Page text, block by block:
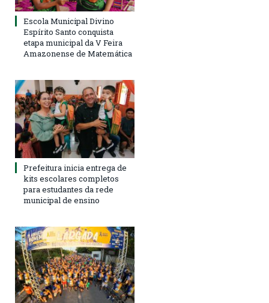
Escola Municipal Divino
Espírito Santo conquista
etapa municipal da V Feira
Amazonense de Matemática
Prefeitura inicia entrega de
kits escolares completos
para estudantes da rede
municipal de ensino